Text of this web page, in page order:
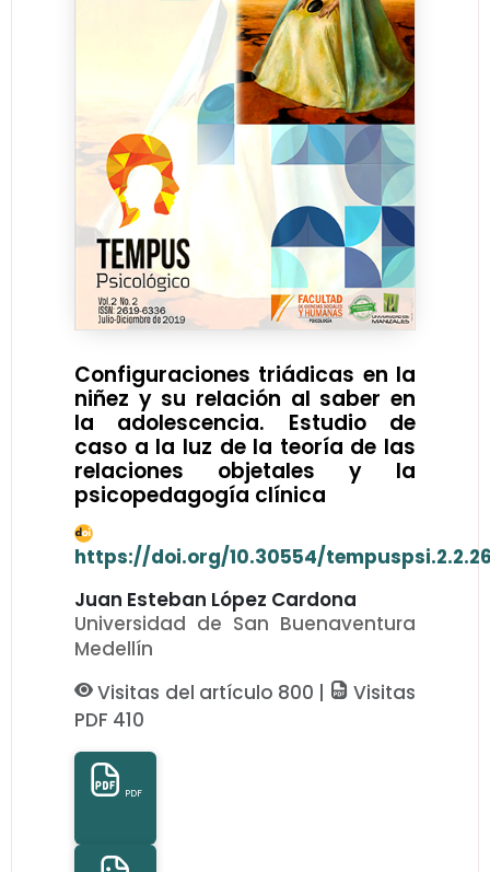
Configuraciones triádicas en la
niñez y su relación al saber en
la adolescencia. Estudio de
caso a la luz de la teoría de las
relaciones objetales y la
psicopedagogía clínica
https://doi.org/10.30554/
Juan Esteban López Cardona
Universidad de San Buenaventura
Medellín
Visitas del artículo 800 |
Visitas
PDF 410
PDF